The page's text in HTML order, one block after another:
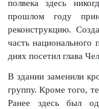
полвека здесь
прошлом году
реконструкцию.
часть
днях посетил глава
В здании заменили
группу. Кроме того,
Ранее здесь был